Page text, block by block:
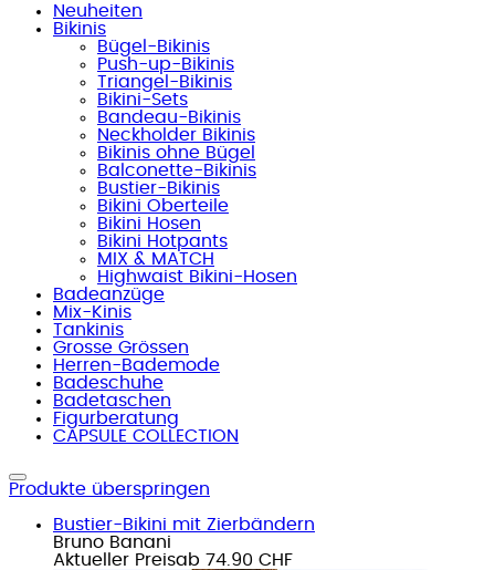
Neuheiten
Bikinis
Bügel-Bikinis
Push-up-Bikinis
Triangel-Bikinis
Bikini-Sets
Bandeau-Bikinis
Neckholder Bikinis
Bikinis ohne Bügel
Balconette-Bikinis
Bustier-Bikinis
Bikini Oberteile
Bikini Hosen
Bikini Hotpants
MIX & MATCH
Highwaist Bikini-Hosen
Badeanzüge
Mix-Kinis
Tankinis
Grosse Grössen
Herren-Bademode
Badeschuhe
Badetaschen
Figurberatung
CAPSULE COLLECTION
Produkte überspringen
Bustier-Bikini mit Zierbändern
Bruno Banani
Aktueller Preisab 74.90 CHF